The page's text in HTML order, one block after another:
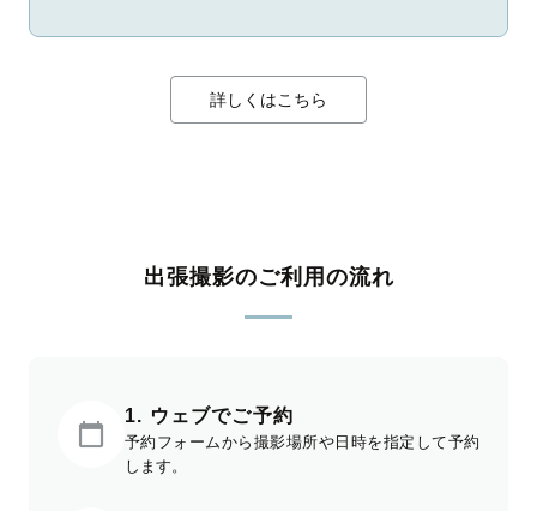
詳しくはこちら
出張撮影のご利用の流れ
1. ウェブでご予約
予約フォームから撮影場所や日時を指定して予約
します。